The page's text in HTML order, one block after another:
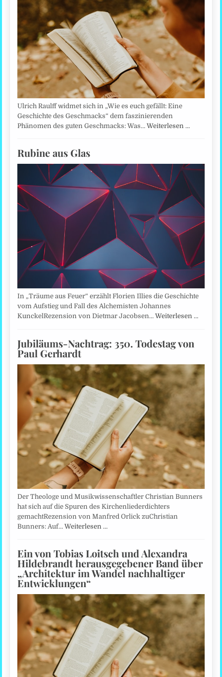
Ulrich Raulff widmet sich in „Wie es euch gefällt: Eine
Geschichte des Geschmacks“ dem faszinierenden
Phänomen des guten Geschmacks: Was…Weiterlesen …
Rubine aus Glas
In „Träume aus Feuer“ erzählt Florien Illies die Geschichte
vom Aufstieg und Fall des Alchemisten Johannes
KunckelRezension von Dietmar Jacobsen…Weiterlesen …
Jubiläums-Nachtrag: 350. Todestag von
Paul Gerhardt
Der Theologe und Musikwissenschaftler Christian Bunners
hat sich auf die Spuren des Kirchenliederdichters
gemachtRezension von Manfred Orlick zuChristian
Bunners: Auf…Weiterlesen …
Ein von Tobias Loitsch und Alexandra
Hildebrandt herausgegebener Band über
„Architektur im Wandel nachhaltiger
Entwicklungen“